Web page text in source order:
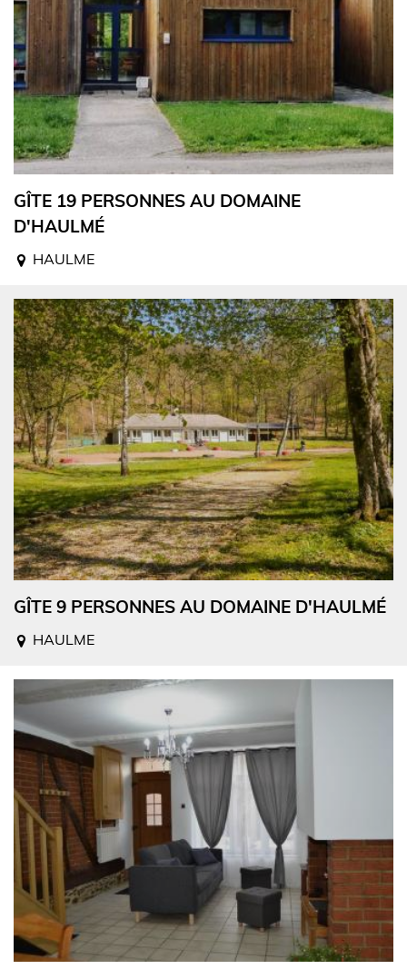
GÎTE 19 PERSONNES AU DOMAINE
D'HAULMÉ
HAULME
GÎTE 9 PERSONNES AU DOMAINE D'HAULMÉ
HAULME